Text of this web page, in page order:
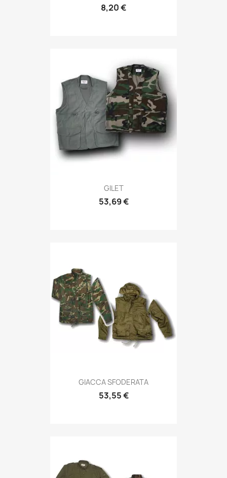
8,20 €
Anteprima
GILET
53,69 €
Anteprima
GIACCA SFODERATA
53,55 €